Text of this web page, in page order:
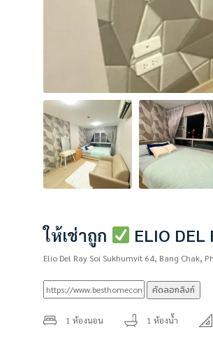
ให้เช่าถูก ELIO DEL
Elio Del Ray Soi Sukhumvit 64, Bang Chak,
คัดลอกลิงก์
1 ห้องนอน 1 ห้องน้ำ